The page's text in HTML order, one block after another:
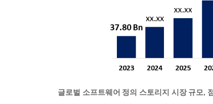
글로벌 소프트웨어 정의 스토리지 시장 규모,